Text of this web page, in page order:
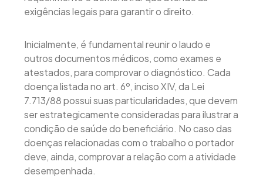
exigências legais para garantir o direito.
Inicialmente, é fundamental reunir o laudo e
outros documentos médicos, como exames e
atestados, para comprovar o diagnóstico. Cada
doença listada no art. 6º, inciso XIV, da Lei
7.713/88 possui suas particularidades, que devem
ser estrategicamente consideradas para ilustrar a
condição de saúde do beneficiário. No caso das
doenças relacionadas com o trabalho o portador
deve, ainda, comprovar a relação com a atividade
desempenhada.